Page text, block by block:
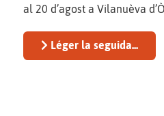
al 20 d’agost a Vilanuèva
Léger la seguida...